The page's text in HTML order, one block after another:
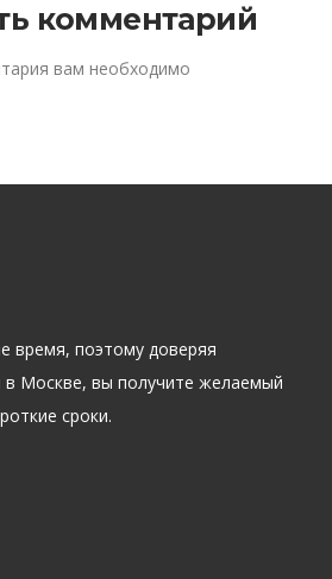
комментарий
вам необходимо
время, поэтому доверяя
Москве, вы получите желаемый
сроки.